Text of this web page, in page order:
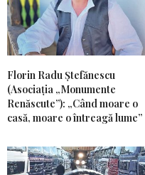
Florin Radu Ștefănescu
(Asociația „Monumente
Renăscute”): „Când moare o
casă, moare o întreagă lume”